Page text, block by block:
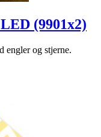
(9901x2)
engler og stjerne.